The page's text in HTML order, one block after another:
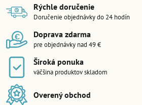
Rýchle doručenie
Doručenie objednávky do 24 hodín
Doprava zdarma
pre objednávky nad 49 €
Široká ponuka
väčšina produktov skladom
Overený obchod